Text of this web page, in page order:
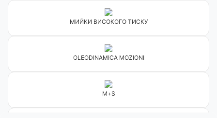
МИЙКИ ВИСОКОГО ТИСКУ
OLEODINAMICA MOZIONI
M+S